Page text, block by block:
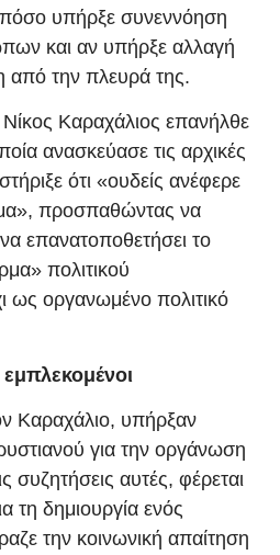
υπήρξε συνεννόηση
και αν υπήρξε αλλαγή
την πλευρά της.
Καραχάλιος επανήλθε
ανασκεύασε τις αρχικές
ότι «ουδείς ανέφερε
προσπαθώντας να
επανατοποθετήσει το
πολιτικού
ως οργανωμένο πολιτικό
Καραχάλιο, υπήρξαν
για την οργάνωση
συζητήσεις αυτές, φέρεται
τη δημιουργία ενός
την κοινωνική απαίτηση